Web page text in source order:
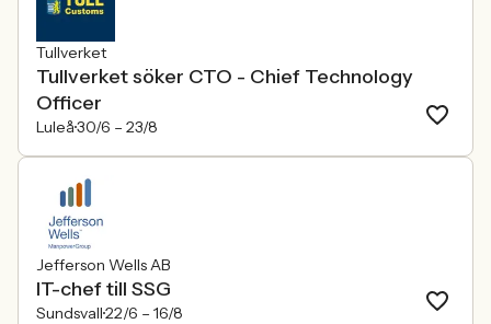
Tullverket
Tullverket söker CTO - Chief Technology
Officer
Luleå30/6 – 23/8
Jefferson Wells AB
IT-chef till SSG
Sundsvall22/6 – 16/8